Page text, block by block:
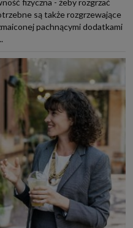
fizyczna - żeby rozgrzać
są także rozgrzewające
pachnącymi dodatkami